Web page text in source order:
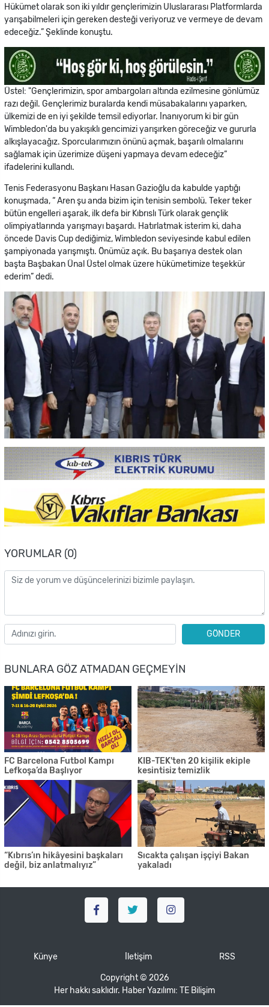
Hükümet olarak son iki yıldır gençlerimizin Uluslararası Platformlarda
yarışabilmeleri için gereken desteği veriyoruz ve vermeye de devam
edeceğiz.” Şeklinde konuştu.
Üstel: "Gençlerimizin, spor ambargoları altında ezilmesine gönlümüz
razı değil. Gençlerimiz buralarda kendi müsabakalarını yaparken,
ülkemizi de en iyi şekilde temsil ediyorlar. İnanıyorum ki bir gün
Wimbledon'da bu yakışıklı gencimizi yarışırken göreceğiz ve gururla
alkışlayacağız. Sporcularımızın önünü açmak, başarılı olmalarını
sağlamak için üzerimize düşeni yapmaya devam edeceğiz”
ifadelerini kullandı.
Tenis Federasyonu Başkanı Hasan Gazioğlu da kabulde yaptığı
konuşmada, “ Aren şu anda bizim için tenisin sembolü. Teker teker
bütün engelleri aşarak, ilk defa bir Kıbrıslı Türk olarak gençlik
olimpiyatlarında yarışmayı başardı. Hatırlatmak isterim ki, daha
öncede Davis Cup dediğimiz, Wimbledon seviyesinde kabul edilen
şampiyonada yarışmıştı. Önümüz açık. Bu başarıya destek olan
başta Başbakan Ünal Üstel olmak üzere hükümetimize teşekkür
ederim” dedi.
YORUMLAR (0)
GÖNDER
BUNLARA GÖZ ATMADAN GEÇMEYIN
FC Barcelona Futbol Kampı
Lefkoşa’da Başlıyor
KIB-TEK'ten 20 kişilik ekiple
kesintisiz temizlik
“Kıbrıs’ın hikâyesini başkaları
değil, biz anlatmalıyız”
Sıcakta çalışan işçiyi Bakan
yakaladı
Künye İletişim RSS
Copyright © 2026
Her hakkı saklıdır. Haber Yazılımı: TE Bilişim